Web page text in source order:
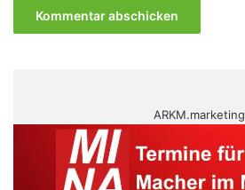
ARKM.marketing